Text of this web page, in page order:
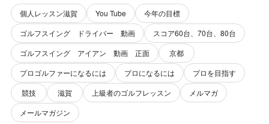
個人レッスン滋賀 You Tube
今年の目標
ゴルフスイング ドライバー 動画
スコア60台、70台、80台
ゴルフスイング アイアン 動画 正面
京都
プロゴルファーになるには
プロになるには
プロを目指す
競技
滋賀 上級者のゴルフレッスン
メルマガ
メールマガジン